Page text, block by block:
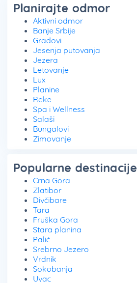
Planirajte odmor
Aktivni odmor
Banje Srbije
Gradovi
Jesenja putovanja
Jezera
Letovanje
Lux
Planine
Reke
Spa i Wellness
Salaši
Bungalovi
Zimovanje
Popularne destinacije
Crna Gora
Zlatibor
Divčibare
Tara
Fruška Gora
Stara planina
Palić
Srebrno Jezero
Vrdnik
Sokobanja
Uvac